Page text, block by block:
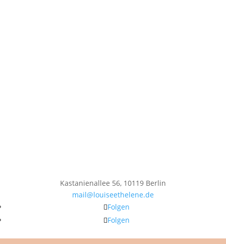
Kastanienallee 56, 10119 Berlin
mail@louiseethelene.de
Folgen
Folgen